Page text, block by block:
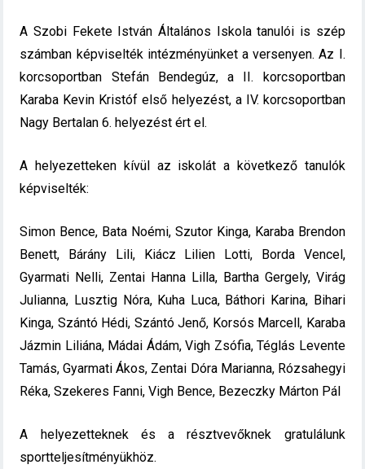
A Szobi Fekete István Általános Iskola tanulói is szép
számban képviselték intézményünket a versenyen. Az I.
korcsoportban Stefán Bendegúz, a II. korcsoportban
Karaba Kevin Kristóf első helyezést, a IV. korcsoportban
Nagy Bertalan 6. helyezést ért el.
A helyezetteken kívül az iskolát a következő tanulók
képviselték:
Simon Bence, Bata Noémi, Szutor Kinga, Karaba Brendon
Benett, Bárány Lili, Kiácz Lilien Lotti, Borda Vencel,
Gyarmati Nelli, Zentai Hanna Lilla, Bartha Gergely, Virág
Julianna, Lusztig Nóra, Kuha Luca, Báthori Karina, Bihari
Kinga, Szántó Hédi, Szántó Jenő, Korsós Marcell, Karaba
Jázmin Liliána, Mádai Ádám, Vigh Zsófia, Téglás Levente
Tamás, Gyarmati Ákos, Zentai Dóra Marianna, Rózsahegyi
Réka, Szekeres Fanni, Vigh Bence, Bezeczky Márton Pál
A helyezetteknek és a résztvevőknek gratulálunk
sportteljesítményükhöz.